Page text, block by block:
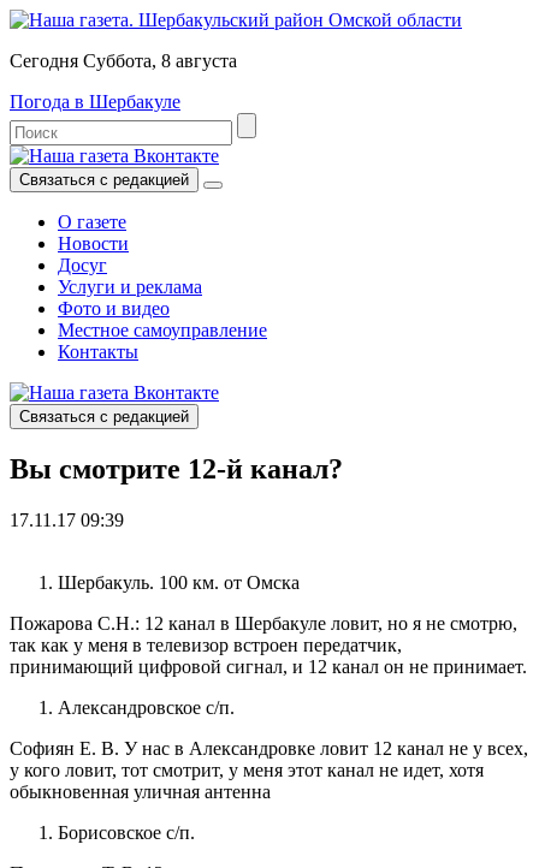
Сегодня Суббота, 8 августа
Погода в Шербакуле
Связаться с редакцией
О газете
Новости
Досуг
Услуги и реклама
Фото и видео
Местное самоуправление
Контакты
Связаться с редакцией
Вы смотрите 12-й канал?
17.11.17 09:39
Шербакуль. 100 км. от Омска
Пожарова С.Н.: 12 канал в Шербакуле ловит, но я не смотрю,
так как у меня в телевизор встроен передатчик,
принимающий цифровой сигнал, и 12 канал он не принимает.
Александровское с/п.
Софиян Е. В. У нас в Александровке ловит 12 канал не у всех,
у кого ловит, тот смотрит, у меня этот канал не идет, хотя
обыкновенная уличная антенна
Борисовское с/п.